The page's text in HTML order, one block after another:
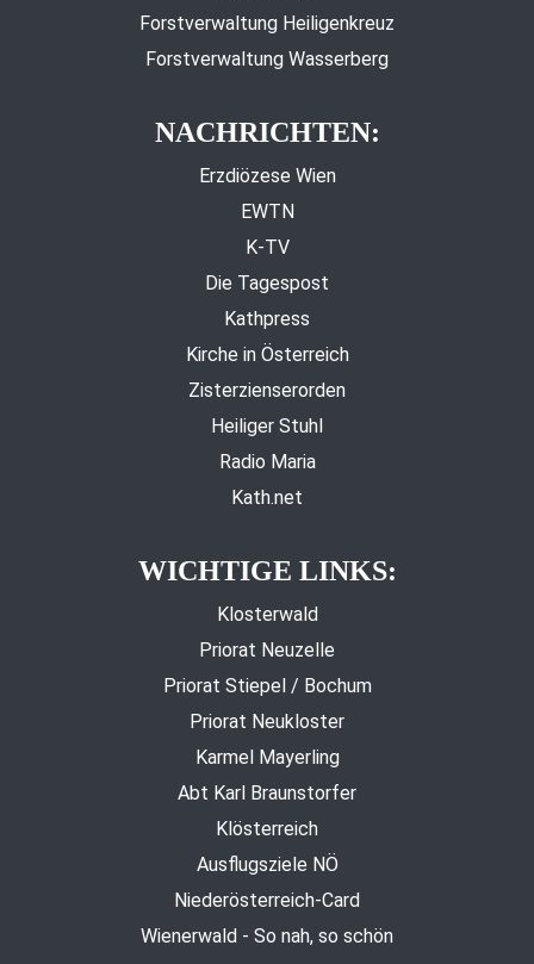
Forstverwaltung Heiligenkreuz
Forstverwaltung Wasserberg
NACHRICHTEN:
Erzdiözese Wien
EWTN
K-TV
Die Tagespost
Kathpress
Kirche in Österreich
Zisterzienserorden
Heiliger Stuhl
Radio Maria
Kath.net
WICHTIGE LINKS:
Klosterwald
Priorat Neuzelle
Priorat Stiepel / Bochum
Priorat Neukloster
Karmel Mayerling
Abt Karl Braunstorfer
Klösterreich
Ausflugsziele NÖ
Niederösterreich-Card
Wienerwald - So nah, so schön